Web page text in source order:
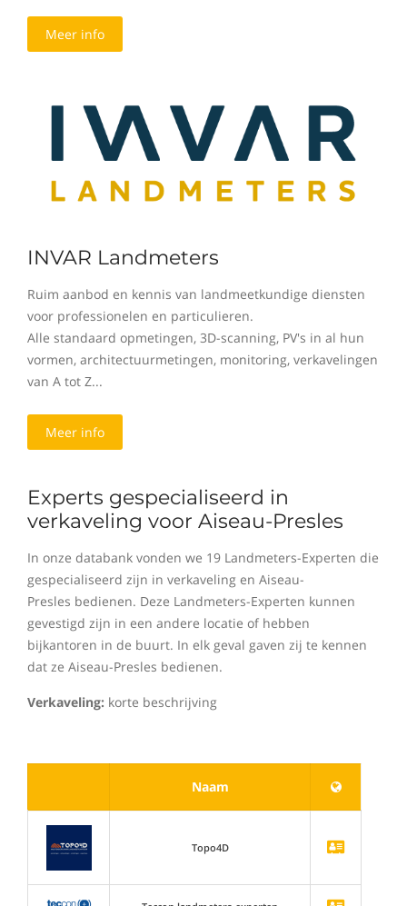
Meer info
INVAR Landmeters
Ruim aanbod en kennis van landmeetkundige diensten
voor professionelen en particulieren.
Alle standaard opmetingen, 3D-scanning, PV's in al hun
vormen, architectuurmetingen, monitoring, verkavelingen
van A tot Z...
Meer info
Experts gespecialiseerd in
verkaveling voor Aiseau-Presles
In onze databank vonden we 19 Landmeters-Experten die
gespecialiseerd zijn in verkaveling en Aiseau-
Presles bedienen. Deze Landmeters-Experten kunnen
gevestigd zijn in een andere locatie of hebben
bijkantoren in de buurt. In elk geval gaven zij te kennen
dat ze Aiseau-Presles bedienen.
Verkaveling: korte beschrijving
Naam
Topo4D